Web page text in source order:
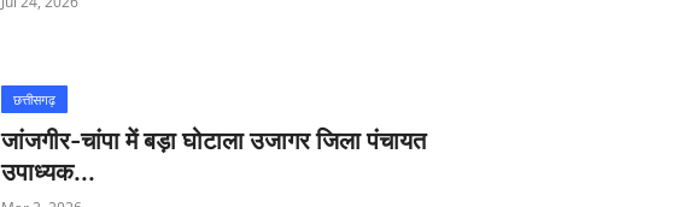
छत्तीसगढ़
जांजगीर-चांपा में बड़ा घोटाला उजागर जिला पंचायत
उपाध्यक...